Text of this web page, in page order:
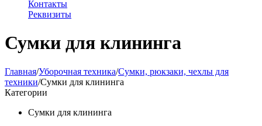
Контакты
Реквизиты
Сумки для клининга
Главная/Уборочная техника/Сумки, рюкзаки, чехлы для
техники/Сумки для клининга
Категории
Сумки для клининга